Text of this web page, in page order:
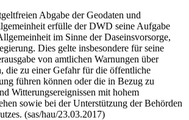
Abgabe der Geodaten und
erfülle der DWD seine Aufgabe
im Sinne der Daseinsvorsorge,
Dies gelte insbesondere für seine
von amtlichen Warnungen über
die zu einer Gefahr für die öffentliche
führen können oder die in Bezug zu
Witterungsereignissen mit hohem
sowie bei der Unterstützung der Behörden
(sas/hau/23.03.2017)